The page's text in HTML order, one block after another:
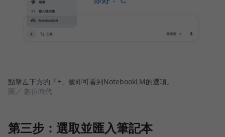
點擊左下方的「+」號即可看到NotebookLM的選項。
圖／ 數位時代
第三步：選取並匯入筆記本